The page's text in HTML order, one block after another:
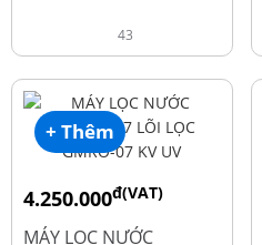
43
+ Thêm
4.250.000đ(VAT)
6.050.000
MÁY LỌC NƯỚC